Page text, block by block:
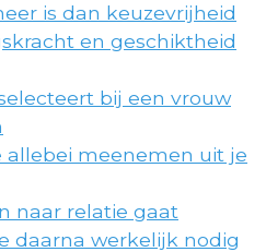
is dan keuzevrijheid
en geschiktheid
bij een vrouw
meenemen uit je
naar relatie gaat
daarna werkelijk nodig